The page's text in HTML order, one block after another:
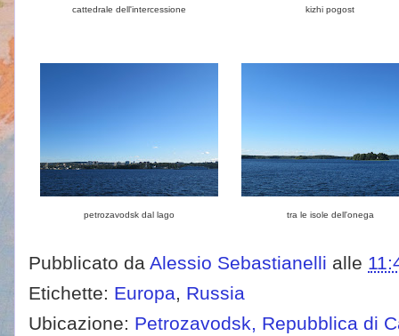
cattedrale dell'intercessione kizhi pogost
petrozavodsk dal lago tra le isole dell'onega
Pubblicato da Alessio Sebastianelli alle
Etichette: Europa, Russia
Ubicazione: Petrozavodsk, Repubblica di